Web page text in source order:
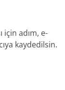
için adım, e-
kaydedilsin.